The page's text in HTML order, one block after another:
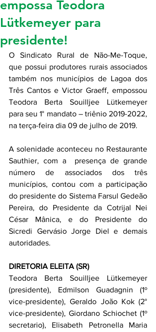
empossa Teodora
Lütkemeyer para
presidente!
O Sindicato Rural de Não-Me-Toque,
que possui produtores rurais associados
também nos municípios de Lagoa dos
Três Cantos e Victor Graeff, empossou
Teodora Berta Souilljee Lütkemeyer
para seu 1° mandato – triênio 2019-2022,
na terça-feira dia 09 de julho de 2019.
A solenidade aconteceu no Restaurante
Sauthier, com a  presença de grande
número de associados dos três
municípios, contou com a participação
do presidente do Sistema Farsul Gedeão
Pereira, do Presidente da Cotrijal Nei
César Mânica, e do Presidente do
Sicredi Gervásio Jorge Diel e demais
autoridades.
DIRETORIA ELEITA (SR)
Teodora Berta Souilljee Lütkemeyer
(presidente), Edmilson Guadagnin (1º
vice-presidente), Geraldo João Kok (2°
vice-presidente), Giordano Schiochet (1º
secretario), Elisabeth Petronella Maria